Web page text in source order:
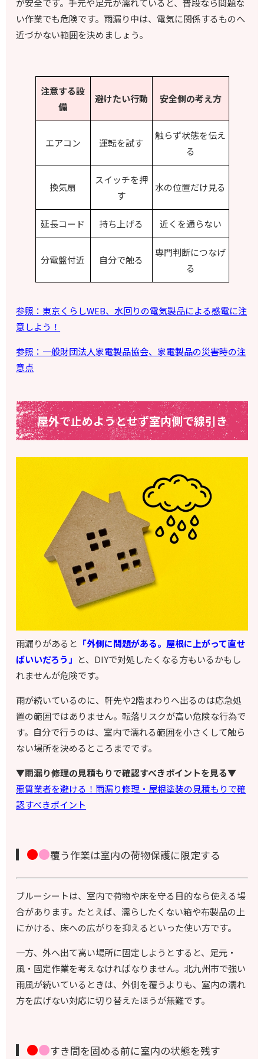
が安全です。手元や足元が濡れていると、普段なら問題な
い作業でも危険です。雨漏り中は、電気に関係するものへ
近づかない範囲を決めましょう。
注意する設
備
避けたい行動 安全側の考え方
エアコン 運転を試す
触らず状態を伝え
る
換気扇
スイッチを押
す
水の位置だけ見る
延長コード 持ち上げる 近くを通らない
分電盤付近 自分で触る
専門判断につなげ
る
参照：東京くらしWEB、水回りの電気製品による感電に注
意しよう！
参照：一般財団法人家電製品協会、家電製品の災害時の注
意点
屋外で止めようとせず室内側で線引き
雨漏りがあると 「外側に問題がある。屋根に上がって直せ
ばいいだろう」 と、DIYで対処したくなる方もいるかもし
れませんが危険です。
雨が続いているのに、軒先や2階まわりへ出るのは応急処
置の範囲ではありません。転落リスクが高い危険な行為で
す。自分で行うのは、室内で濡れる範囲を小さくして触ら
ない場所を決めるところまでです。
▼雨漏り修理の見積もりで確認すべきポイントを見る▼
悪質業者を避ける！雨漏り修理・屋根塗装の見積もりで確
認すべきポイント
●●覆う作業は室内の荷物保護に限定する
ブルーシートは、室内で荷物や床を守る目的なら使える場
合があります。たとえば、濡らしたくない箱や布製品の上
にかける、床への広がりを抑えるといった使い方です。
一方、外へ出て高い場所に固定しようとすると、足元・
風・固定作業を考えなければなりません。北九州市で強い
雨風が続いているときは、外側を覆うよりも、室内の濡れ
方を広げない対応に切り替えたほうが無難です。
●●すき間を固める前に室内の状態を残す